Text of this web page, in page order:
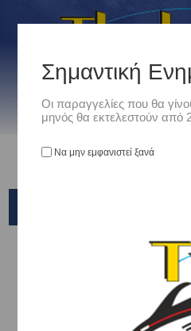
ΖΟΚΕΣ
YAMASHITA
Σημαντική
Οι παραγγελίες που θα
μηνός θα εκτελεστούν από
Να μην εμφανιστεί ξανά